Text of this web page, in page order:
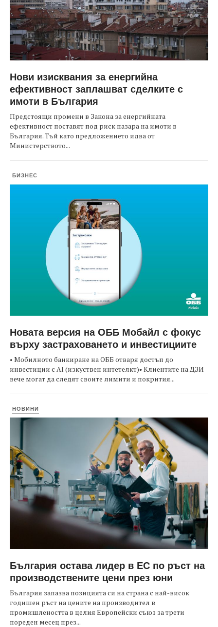
Нови изисквания за енергийна
ефективност заплашват сделките с
имоти в България
Предстоящи промени в Закона за енергийната
ефективност поставят под риск пазара на имоти в
България. Тъй като предложението идва от
Министерството...
БИЗНЕС
Новата версия на ОББ Мобайл с фокус
върху застраховането и инвестициите
• Мобилното банкиране на ОББ отваря достъп до
инвестиции с AI (изкуствен интетелкт)• Клиентите на ДЗИ
вече могат да следят своите лимити и покрития...
НОВИНИ
България остава лидер в ЕС по ръст на
производствените цени през юни
България запазва позицията си на страна с най-висок
годишен ръст на цените на производител в
промишлеността в целия Европейски съюз за трети
пореден месец през...